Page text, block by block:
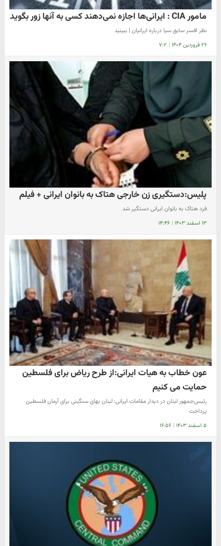
مامور CIA : ایرانی‌ها اجازه نمی‌دهند کسی به آنها زور بگوید
نظر افسر سابق سیا درباره ایرانیان | ببینید
۲۶ فروردین ۱۴۰۴ | ۷:۲
پلیس:دستگیری زن خارجی هتاک به بانوان ایرانی + فیلم
فرد هتاک به بانوان ایرانی دستگیر شد
۱۳ اسفند ۱۴۰۳ | ۱۴:۴۶
عون خطاب به هیات ایرانی:از طرح ریاض برای فلسطین
حمایت می کنیم
رئیس‌جمهور لبنان در دیدار مقامات ایرانی: لبنان بهای سنگینی برای آرمان فلسطین
پرداخت
۵ اسفند ۱۴۰۳ | ۱۶:۵۶